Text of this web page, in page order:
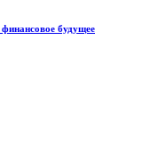
будущее